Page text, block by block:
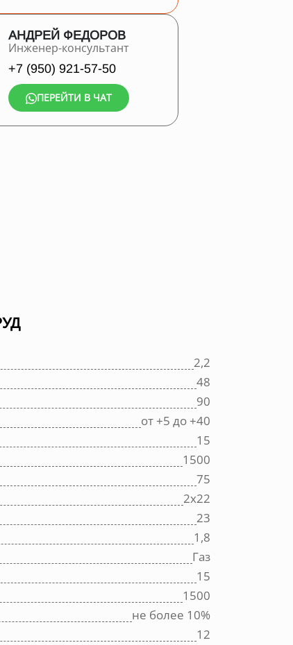
АНДРЕЙ ФЕДОРОВ
Инженер-консультант
+7 (950) 921-57-50
ПЕРЕЙТИ В ЧАТ
2,2
48
90
от +5 до +40
15
1500
75
2х22
23
1,8
Газ
15
1500
не более 10%
12